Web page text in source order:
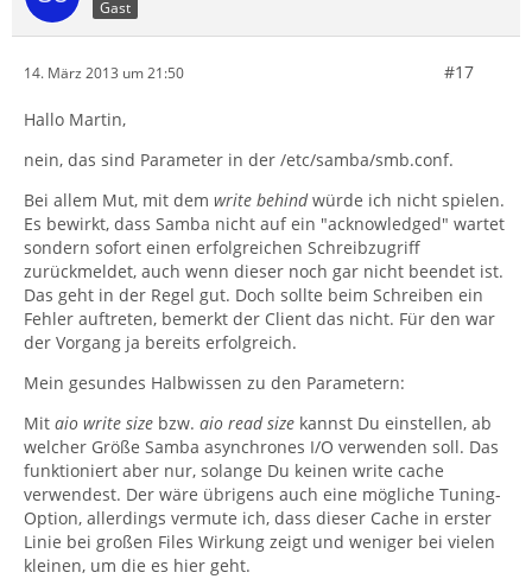
Gast
14. März 2013 um 21:50 #17
Hallo Martin,
nein, das sind Parameter in der /etc/samba/smb.conf.
Bei allem Mut, mit dem write behindwürde ich nicht spielen.
Es bewirkt, dass Samba nicht auf ein "acknowledged" wartet
sondern sofort einen erfolgreichen Schreibzugriff
zurückmeldet, auch wenn dieser noch gar nicht beendet ist.
Das geht in der Regel gut. Doch sollte beim Schreiben ein
Fehler auftreten, bemerkt der Client das nicht. Für den war
der Vorgang ja bereits erfolgreich.
Mein gesundes Halbwissen zu den Parametern:
Mit aio write size bzw. aio read size kannst Du einstellen, ab
welcher Größe Samba asynchrones I/O verwenden soll. Das
funktioniert aber nur, solange Du keinen write cache
verwendest. Der wäre übrigens auch eine mögliche Tuning-
Option, allerdings vermute ich, dass dieser Cache in erster
Linie bei großen Files Wirkung zeigt und weniger bei vielen
kleinen, um die es hier geht.